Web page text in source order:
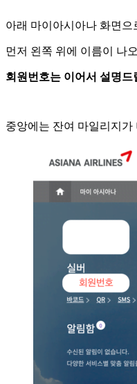
아래 마이아시아나 화면
먼저 왼쪽 위에 이름이 나
회원번호는 이어서 설명
중앙에는 잔여 마일리지